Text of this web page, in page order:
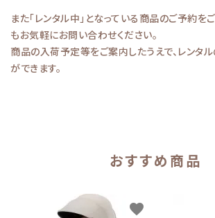
また「レンタル中」となっている商品のご予約
もお気軽にお問い合わせください。
商品の入荷予定等をご案内したうえで、レンタ
ができます。
おすすめ商品
favorite